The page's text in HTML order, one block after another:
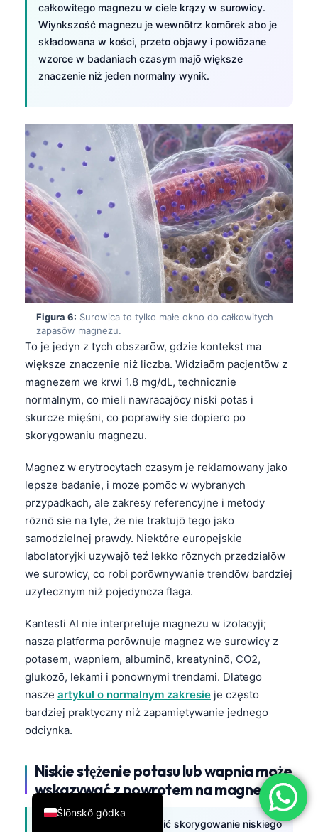
całkowitego magnezu w ciele krązy w surowicy.
Wiynkszość magnezu je wewnōtrz komōrek abo je
składowana w kości, przeto objawy i powiōzane
wzorce w badaniach czasym majō większe
znaczenie niż jeden normalny wynik.
Figura 6: Surowica to tylko małe okno do całkowitych
zapasōw magnezu.
To je jedyn z tych obszarōw, gdzie kontekst ma
większe znaczenie niż liczba. Widziaōm pacjentōw z
magnezem we krwi 1.8 mg/dL, technicznie
normalnym, co mieli nawracajōcy niski potas i
skurcze mięśni, co poprawiły sie dopiero po
skorygowaniu magnezu.
Magnez w erytrocytach czasym je reklamowany jako
lepsze badanie, i moze pomōc w wybranych
przypadkach, ale zakresy referencyjne i metody
rōznō sie na tyle, że nie traktujō tego jako
samodzielnej prawdy. Niektóre europejskie
labolatoryjki uzywajō teź lekko rōznych przedziałōw
we surowicy, co robi porōwnywanie trendōw bardziej
uzytecznym niż pojedyncza flaga.
Kantesti AI nie interpretuje magnezu w izolacyji;
nasza platforma porōwnuje magnez we surowicy z
potasem, wapniem, albuminō, kreatyninō, CO2,
glukozō, lekami i ponownymi trendami. Dlatego
nasze artykuł o normalnym zakresie je często
bardziej praktyczny niż zapamiętywanie jednego
odciynka.
Niskie stężenie potasu lub wapnia może
wskazywać z powrotem na magnez.
Niski magnez moze utrudnić skorygowanie niskiego
Ślōnskŏ gŏdka
English
Deutsch
Français
עִבְרִית
Italiano
Español
Português
Ελληνικά
Türkçe
Română
简体中文
فارسی
Български
Nederlands
हिन्दी
Bahasa Indonesia
Հայերեն
Íslenska
Српски језик
Svenska
Bosanski
Azərbaycan dili
Eesti
日本語
한국어
Slovenščina
Magyar